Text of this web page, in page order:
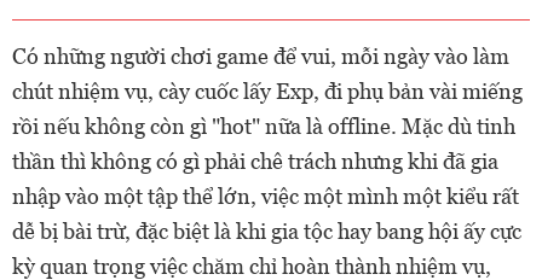
Có những người chơi game để vui, mỗi ngày vào làm
chút nhiệm vụ, cày cuốc lấy Exp, đi phụ bản vài miếng
rồi nếu không còn gì "hot" nữa là offline. Mặc dù tinh
thần thì không có gì phải chê trách nhưng khi đã gia
nhập vào một tập thể lớn, việc một mình một kiểu rất
dễ bị bài trừ, đặc biệt là khi gia tộc hay bang hội ấy cực
kỳ quan trọng việc chăm chỉ hoàn thành nhiệm vụ,